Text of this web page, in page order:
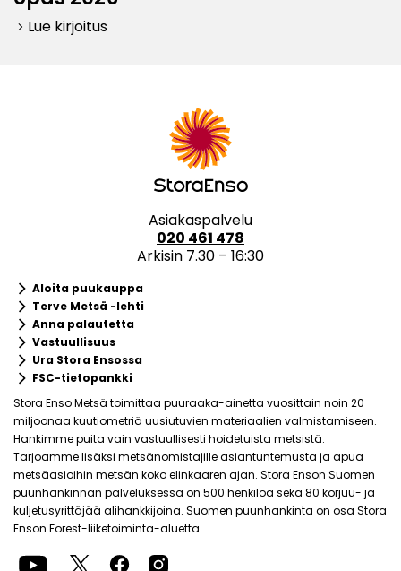
keyboard_arrow_right Lue kirjoitus
Asiakaspalvelu
020 461 478
Arkisin 7.30 – 16:30
keyboard_arrow_rightAloita puukauppa
keyboard_arrow_rightTerve Metsä -lehti
keyboard_arrow_rightAnna palautetta
keyboard_arrow_rightVastuullisuus
keyboard_arrow_rightUra Stora Ensossa
keyboard_arrow_rightFSC-tietopankki
Stora Enso Metsä toimittaa puuraaka-ainetta vuosittain noin 20
miljoonaa kuutiometriä uusiutuvien materiaalien valmistamiseen.
Hankimme puita vain vastuullisesti hoidetuista metsistä.
Tarjoamme lisäksi metsänomistajille asiantuntemusta ja apua
metsäasioihin metsän koko elinkaaren ajan. Stora Enson Suomen
puunhankinnan palveluksessa on 500 henkilöä sekä 80 korjuu- ja
kuljetusyrittäjää alihankkijoina. Suomen puunhankinta on osa Stora
Enson Forest-liiketoiminta-aluetta.